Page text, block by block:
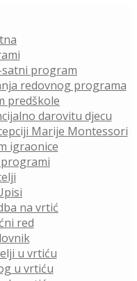
satni program
redovnog programa
predškole
darovitu djecu
Marije Montessori
igraonice
na vrtić
red
u vrtiću
u vrtiću